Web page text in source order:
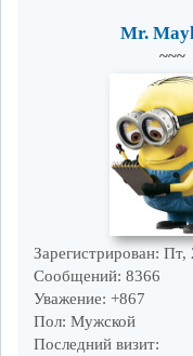
Mr.
~~~
Зарегистрирован: Пт,
Сообщений: 8366
Уважение: +867
Пол: Мужской
Последний визит: